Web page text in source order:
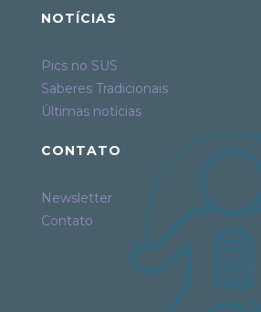
NOTÍCIAS
Pics no SUS
Saberes Tradicionais
Últimas notícias
CONTATO
Newsletter
Contato